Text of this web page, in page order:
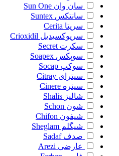
سان وان Sun One
سانتکس Suntex
سریتا Cerita
سریوکسیدیل Crioxidil
سکرت Secret
سوپکس Soapex
سوکپ Socap
سیترای Citray
سینره Cinere
شالیز Shalis
شون Schon
شیفون Chifon
شیگلم Sheglam
صدف Sadaf
عارضی Arezi